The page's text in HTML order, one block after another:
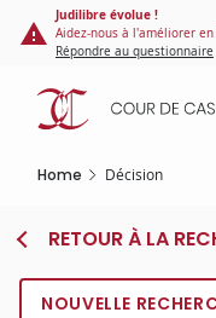
Cookies management panel
content
Judilibre évolue !
Aidez-nous à l'améliorer
Répondre au questionnaire
Home Décision
RETOUR À LA
NOUVELLE